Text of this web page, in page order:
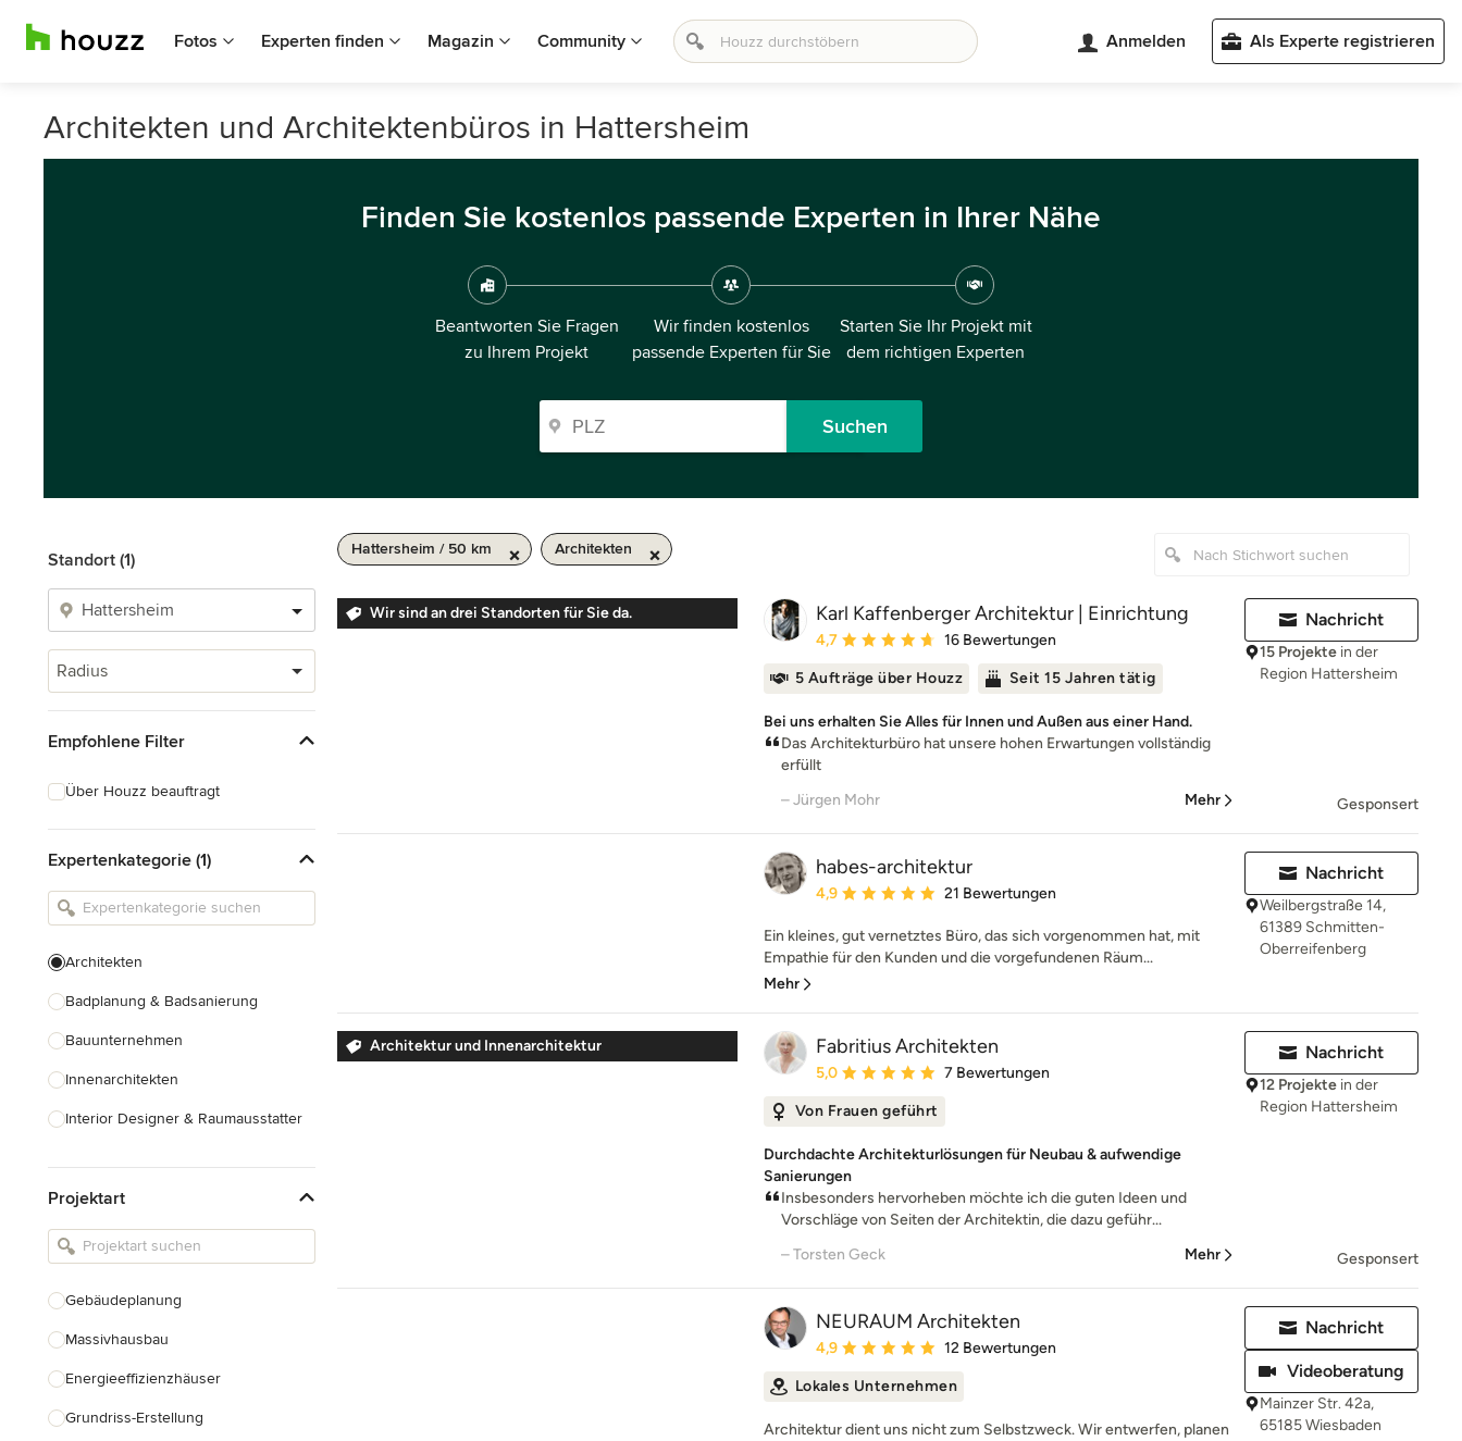
Fotos Experten finden Magazin Community Anmelden Als Experte registrieren
Architekten und Architektenbüros in Hattersheim
Finden Sie kostenlos passende Experten in Ihrer Nähe
Beantworten Sie Fragen
zu Ihrem Projekt
Wir finden kostenlos
passende Experten für Sie
Starten Sie Ihr Projekt mit
dem richtigen Experten
Suchen
Standort (1)
Radius
Empfohlene Filter
Über Houzz beauftragt
Expertenkategorie (1)
Architekten
Badplanung & Badsanierung
Bauunternehmen
Innenarchitekten
Interior Designer & Raumausstatter
Landschaftsarchitekten
Armaturen & Sanitärbedarf
Einbauschränke
Projektart
Gebäudeplanung
Massivhausbau
Energieeffizienzhäuser
Grundriss-Erstellung
Hattersheim / 50 km Architekten
Wir sind an drei Standorten für Sie da. Karl Kaffenberger Architektur | Einrichtung
Durchschnittliche Bewertung: 4.7 von 5 Sternen
4,7 16 Bewertungen
5 Aufträge über Houzz Seit 15 Jahren tätig
Bei uns erhalten Sie Alles für Innen und Außen aus einer Hand.
Das Architekturbüro hat unsere hohen Erwartungen vollständig
erfüllt
– Jürgen Mohr
Mehr
Nachricht
15 Projekte in der
Region Hattersheim
Gesponsert
habes-architektur
Durchschnittliche Bewertung: 4.9 von 5 Sternen
4,9 21 Bewertungen
Ein kleines, gut vernetztes Büro, das sich vorgenommen hat, mit
Empathie für den Kunden und die vorgefundenen Räum...
Mehr
Nachricht
Weilbergstraße 14,
61389 Schmitten-
Oberreifenberg
Architektur und Innenarchitektur Fabritius Architekten
Durchschnittliche Bewertung: 5 von 5 Sternen
5,0 7 Bewertungen
Von Frauen geführt
Durchdachte Architekturlösungen für Neubau & aufwendige
Sanierungen
Insbesonders hervorheben möchte ich die guten Ideen und
Vorschläge von Seiten der Architektin, die dazu geführ...
– Torsten Geck
Mehr
Nachricht
12 Projekte in der
Region Hattersheim
Gesponsert
NEURAUM Architekten
Durchschnittliche Bewertung: 4.9 von 5 Sternen
4,9 12 Bewertungen
Lokales Unternehmen
Architektur dient uns nicht zum Selbstzweck. Wir entwerfen, planen
Nachricht
Videoberatung
Mainzer Str. 42a,
65185 Wiesbaden